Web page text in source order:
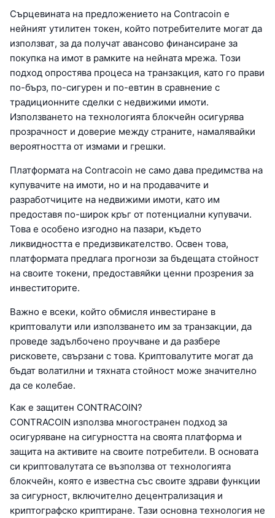
Сърцевината на предложението на Contracoin е
нейният утилитен токен, който потребителите могат да
използват, за да получат авансово финансиране за
покупка на имот в рамките на нейната мрежа. Този
подход опростява процеса на транзакция, като го прави
по-бърз, по-сигурен и по-евтин в сравнение с
традиционните сделки с недвижими имоти.
Използването на технологията блокчейн осигурява
прозрачност и доверие между страните, намалявайки
вероятността от измами и грешки.
Платформата на Contracoin не само дава предимства на
купувачите на имоти, но и на продавачите и
разработчиците на недвижими имоти, като им
предоставя по-широк кръг от потенциални купувачи.
Това е особено изгодно на пазари, където
ликвидността е предизвикателство. Освен това,
платформата предлага прогнози за бъдещата стойност
на своите токени, предоставяйки ценни прозрения за
инвеститорите.
Важно е всеки, който обмисля инвестиране в
криптовалути или използването им за транзакции, да
проведе задълбочено проучване и да разбере
рисковете, свързани с това. Криптовалутите могат да
бъдат волатилни и тяхната стойност може значително
да се колебае.
Как е защитен CONTRACOIN?
CONTRACOIN използва многостранен подход за
осигуряване на сигурността на своята платформа и
защита на активите на своите потребители. В основата
си криптовалутата се възползва от технологията
блокчейн, която е известна със своите здрави функции
за сигурност, включително децентрализация и
криптографско криптиране. Тази основна технология не